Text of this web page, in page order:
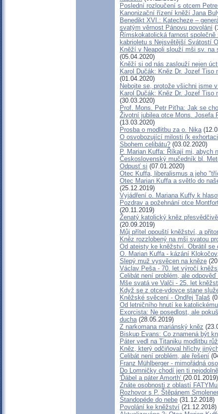
Poslední rozloučení s otcem
Kanonizační řízení kněží Jana
Benedikt XVI.: Katecheze –
svatým věrnost Pánovu povolání
Římskokatolická farnost
kabrioletu s Nejsvětější Svátostí
Kněží v Neapoli slouží mši sv.
(05.04.2020)
Kněží si od nás zaslouží nejen
Karol Dučák: Kněz Dr. Jozef
(01.04.2020)
Nebojte se, protože všichni jsme
Karol Dučák: Kněz Dr. Jozef
(30.03.2020)
Prof. Mons. Petr Piťha: Jak se
Životní jubilea otce Mons. Josefa
(13.03.2020)
Prosba o modlitbu za o. Nika
O osvobozující milosti (k
Sbohem celibátu? (03.02.2020)
P. Marian Kuffa: Říkají mi, abych
Československý mučedník bl.
Odpusť si (07.01.2020)
Otec Kuffa, liberalismus a jeho
Otec Marian Kuffa a světlo do
(25.12.2019)
Vyjádření o. Mariana Kuffy k
Pozdrav a požehnání otce
(20.11.2019)
Ženatý katolický kněz
(20.09.2019)
Můj přítel opouští kněžství, a
Kněz rozzlobený na mši svatou
Od ateisty ke kněžství. Obrátil
O. Marian Kuffa - kázání
Slepý muž vysvěcen na kněze
Václav Peša - 70. let výročí
Celibát není problém, ale
Mše svatá ve Valči - 25. let
Když se z otce-vdovce stane
Kněžské svěcení - Ondřej Talaš
Od letničního hnutí ke
Exorcista: Ne posedlost, ale
ducha(28.05.2019)
Z narkomana mariánský kněz
Biskup Evans: Co znamená být
Páter vedl na Titaniku modlitbu
Kněz, který odčiňoval hříchy
Celibát není problém, ale řešení
Franz Mühlberger - mimořádná
Do Lomničky chodí jen ti
'Ďábel a páter Amorth' (20.01.2019)
Znáte osobnosti z oblastí
Rozhovor s P. Štěpánem
Štandopéde do nebe (31.12.2018)
Povolání ke kněžství (21.12.2018)